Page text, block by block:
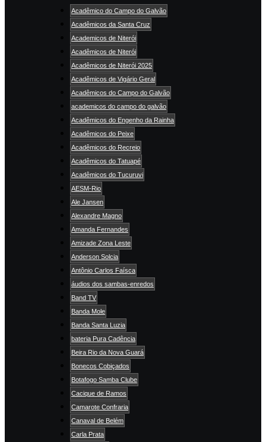
Acadêmico do Campo do Galvão
Acadêmicos da Santa Cruz
Academicos de Niterói
Acadêmicos de Niterói
Acadêmicos de Niterói 2025
Acadêmicos de Vigário Geral
Acadêmicos do Campo do Galvão
academicos do campo do galvão
Acadêmicos do Engenho da Rainha
Acadêmicos do Peixe
Acadêmicos do Recreio
Acadêmicos do Tatuapé
Acadêmicos do Tucuruvi
AESM-Rio
Ale Jansen
Alexandre Magno
Amanda Fernandes
Amizade Zona Leste
Anderson Solcia
Antônio Carlos Faísca
áudios dos sambas-enredos
Band TV
Banda Mole
Banda Santa Luzia
bateria Pura Cadência
Beira Rio da Nova Guará
Bonecos Cobiçados
Botafogo Samba Clube
Cacique de Ramos
Camarote Confraria
Canaval de Belém
Carla Prata